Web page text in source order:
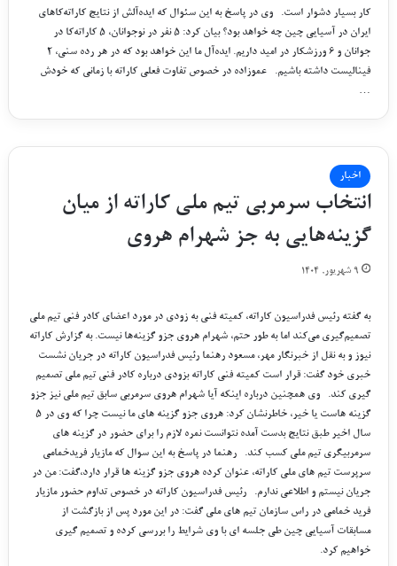
کار بسیار دشوار است. وی در پاسخ به این سئوال که ایده‌آلش از نتایج کاراته‌کاهای
ایران در آسیایی چین چه خواهد بود؟ بیان کرد: ۵ نفر در نوجوانان، ۵ کاراته‌کا در
جوانان و ۶ ورزشکار در امید داریم. ایده‌آل ما این خواهد بود که در هر رده سنی، ۲
فینالیست داشته باشیم. عموزاده در خصوص تفاوت فعلی کاراته با زمانی که خودش
…
اخبار
انتخاب سرمربی تیم ملی کاراته از میان
گزینه‌هایی به جز شهرام هروی
۹ شهریور, ۱۴۰۴
به گفته رئیس فدراسیون کاراته، کمیته فنی به زودی در مورد اعضای کادر فنی تیم ملی
تصمیم‌گیری می‌کند اما به طور حتم، شهرام هروی جزو گزینه‌ها نیست. به گزارش کاراته
نیوز و به نقل از خبرنگار مهر، مسعود رهنما رئیس فدراسیون کاراته‌ در جریان نشست
خبری خود گفت: قرار است کمیته فنی کاراته بزودی درباره کادر فنی تیم ملی تصمیم
گیری کند. وی همچنین درباره اینکه آیا شهرام هروی سرمربی سابق تیم ملی نیز جزو
گزینه هاست یا خیر، خاطرنشان کرد: هروی جزو گزینه های ما نیست چرا که وی در ۵
سال اخیر طبق نتایج بدست آمده نتوانست نمره لازم را برای حضور در گزینه های
سرمربیگری تیم ملی کسب کند. رهنما در پاسخ به این سوال که مازیار فریدخمامی
سرپرست تیم های ملی کاراته، عنوان کرده هروی جزو گزینه ها قرار دارد،‌گفت: من در
جریان نیستم و اطلاعی ندارم. رئیس فدراسیون کاراته در خصوص تداوم حضور مازیار
فرید خمامی در راس سازمان تیم های ملی گفت: در این مورد پس از بازگشت از
مسابقات آسیایی چین طی جلسه ای با وی شرایط را بررسی کرده و تصمیم گیری
خواهیم کرد.